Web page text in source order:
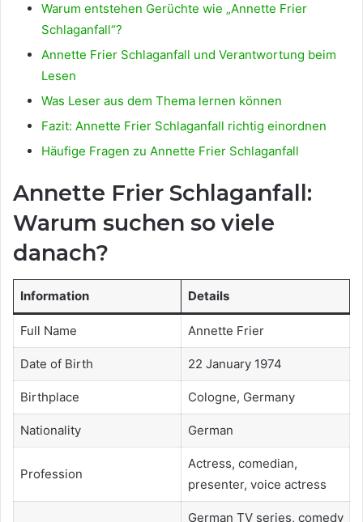
Warum entstehen Gerüchte wie „Annette Frier
Schlaganfall“?
Annette Frier Schlaganfall und Verantwortung beim
Lesen
Was Leser aus dem Thema lernen können
Fazit: Annette Frier Schlaganfall richtig einordnen
Häufige Fragen zu Annette Frier Schlaganfall
Annette Frier Schlaganfall:
Warum suchen so viele
danach?
Information Details
Full Name Annette Frier
Date of Birth 22 January 1974
Birthplace Cologne, Germany
Nationality German
Profession
Actress, comedian,
presenter, voice actress
German TV series, comedy